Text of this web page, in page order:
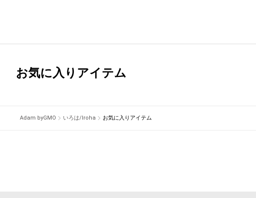
お気に入りアイテム
Adam byGMO いろは/Iroha お気に入りアイテム